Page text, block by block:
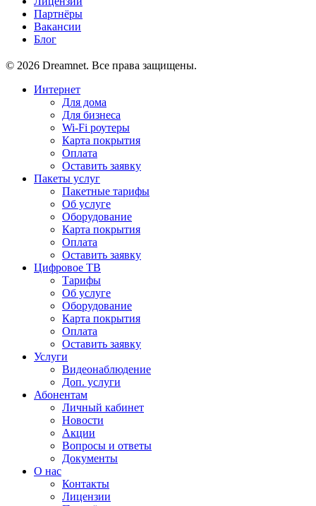
Партнёры
Вакансии
Блог
© 2026 Dreamnet. Все права защищены.
Интернет
Для дома
Для бизнеса
Wi-Fi роутеры
Карта покрытия
Оплата
Оставить заявку
Пакеты услуг
Пакетные тарифы
Об услуге
Оборудование
Карта покрытия
Оплата
Оставить заявку
Цифровое ТВ
Тарифы
Об услуге
Оборудование
Карта покрытия
Оплата
Оставить заявку
Услуги
Видеонаблюдение
Доп. услуги
Абонентам
Личный кабинет
Новости
Акции
Вопросы и ответы
Документы
О нас
Контакты
Лицензии